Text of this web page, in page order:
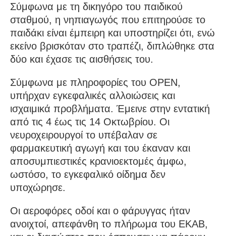
Σύμφωνα με τη δικηγόρο του παιδικού
σταθμού, η νηπιαγωγός που επιτηρούσε το
παιδάκι είναι έμπειρη και υποστηρίζει ότι, ενώ
εκείνο βρισκόταν στο τραπέζι, διπλώθηκε στα
δύο και έχασε τις αισθήσεις του.
Σύμφωνα με πληροφορίες του OPEN,
υπήρχαν εγκεφαλικές αλλοιώσεις και
ισχαιμικά προβλήματα. Έμεινε στην εντατική
από τις 4 έως τις 14 Οκτωβρίου. Οι
νευροχειρουργοί το υπέβαλαν σε
φαρμακευτική αγωγή και του έκαναν και
αποσυμπιεστικές κρανιοεκτομές άμφω,
ωστόσο, το εγκεφαλικό οίδημα δεν
υποχώρησε.
Οι αεροφόρες οδοί και ο φάρυγγας ήταν
ανοιχτοί, απεφάνθη το πλήρωμα του ΕΚΑΒ,